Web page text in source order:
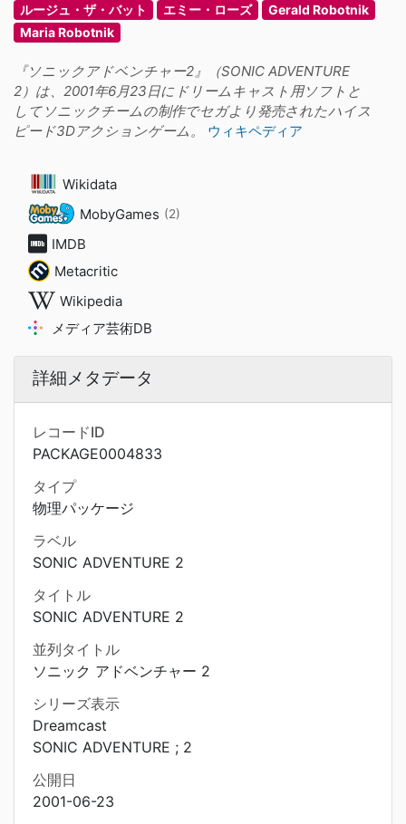
ルージュ・ザ・バット
エミー・ローズ
Gerald Robotnik
Maria Robotnik
『ソニックアドベンチャー2』（SONIC ADVENTURE
2）は、2001年6月23日にドリームキャスト用ソフトと
してソニックチームの制作でセガより発売されたハイス
ピード3Dアクションゲーム。
ウィキペディア
Wikidata
MobyGames (2)
IMDB
Metacritic
Wikipedia
メディア芸術DB
詳細メタデータ
レコードID
PACKAGE0004833
タイプ
物理パッケージ
ラベル
SONIC ADVENTURE 2
タイトル
SONIC ADVENTURE 2
並列タイトル
ソニック アドベンチャー 2
シリーズ表示
Dreamcast
SONIC ADVENTURE ; 2
公開日
2001-06-23